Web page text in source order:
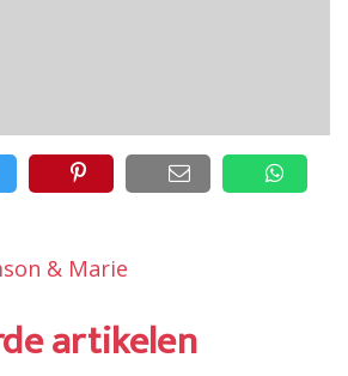
artikelen